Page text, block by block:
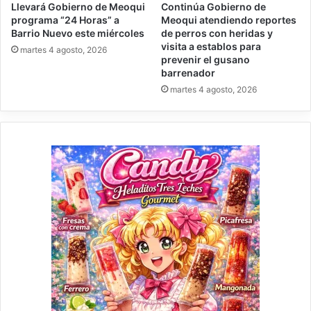
Llevará Gobierno de Meoqui
programa “24 Horas” a
Barrio Nuevo este miércoles
martes 4 agosto, 2026
Continúa Gobierno de
Meoqui atendiendo reportes
de perros con heridas y
visita a establos para
prevenir el gusano
barrenador
martes 4 agosto, 2026